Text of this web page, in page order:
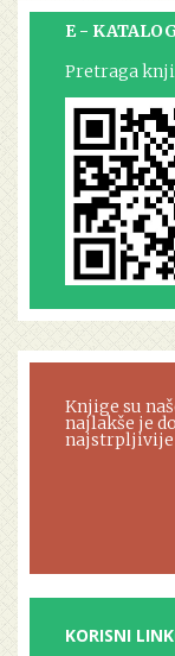
E -
Pretraga
Knjige su
najlakše je
najstrpljivije
KORISNI